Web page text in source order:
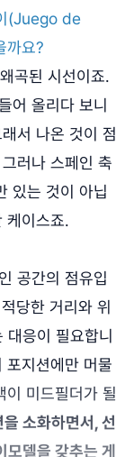
(Juego de
까요?
곡된 시선이죠.
어 올리다 보니
서 나온 것이 점
러나 스페인 축
있는 것이 아닙
케이스죠.
공간의 점유입
당한 거리와 위
대응이 필요합니
포지션에만 머물
미드필더가 될
소화하면서, 선
모델을 갖추는 게